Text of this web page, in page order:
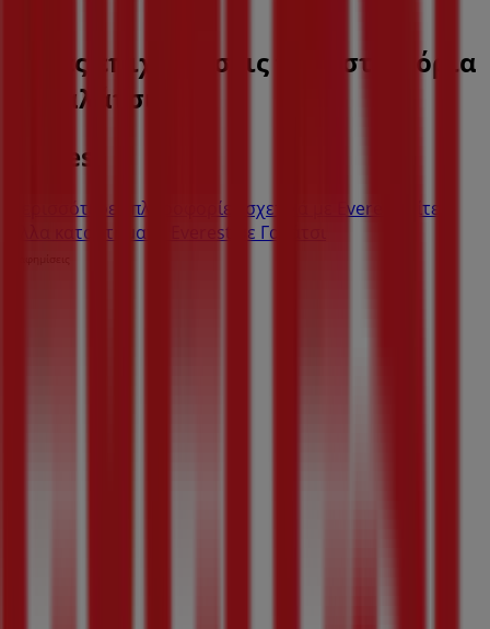
Άλλες επιχειρήσεις της Εστιατόρια
σε Γαλάτσι
Everest
Περισσότερες πληροφορίες σχετικά με Everest
Δείτε
άλλα καταστήματα Everest σε Γαλάτσι